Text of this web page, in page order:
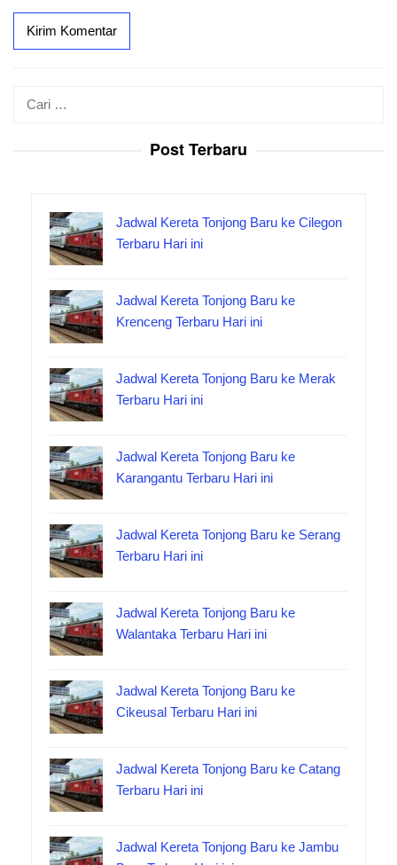
Post Terbaru
Jadwal Kereta Tonjong Baru ke Cilegon
Terbaru Hari ini
Jadwal Kereta Tonjong Baru ke
Krenceng Terbaru Hari ini
Jadwal Kereta Tonjong Baru ke Merak
Terbaru Hari ini
Jadwal Kereta Tonjong Baru ke
Karangantu Terbaru Hari ini
Jadwal Kereta Tonjong Baru ke Serang
Terbaru Hari ini
Jadwal Kereta Tonjong Baru ke
Walantaka Terbaru Hari ini
Jadwal Kereta Tonjong Baru ke
Cikeusal Terbaru Hari ini
Jadwal Kereta Tonjong Baru ke Catang
Terbaru Hari ini
Jadwal Kereta Tonjong Baru ke Jambu